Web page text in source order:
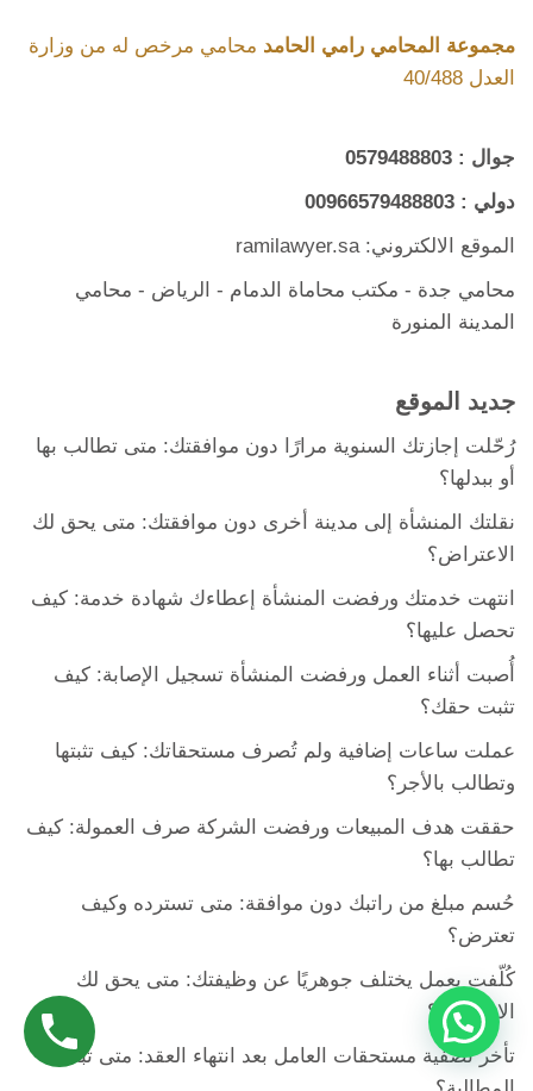
مجموعة المحامي رامي الحامد محامي مرخص له من وزارة
العدل 40/488
جوال : 0579488803
دولي : 00966579488803
الموقع الالكتروني: ramilawyer.sa
محامي جدة - مكتب محاماة الدمام - الرياض - محامي
المدينة المنورة
جديد الموقع
رُحّلت إجازتك السنوية مرارًا دون موافقتك: متى تطالب بها
أو ببدلها؟
نقلتك المنشأة إلى مدينة أخرى دون موافقتك: متى يحق لك
الاعتراض؟
انتهت خدمتك ورفضت المنشأة إعطاءك شهادة خدمة: كيف
تحصل عليها؟
أُصبت أثناء العمل ورفضت المنشأة تسجيل الإصابة: كيف
تثبت حقك؟
عملت ساعات إضافية ولم تُصرف مستحقاتك: كيف تثبتها
وتطالب بالأجر؟
حققت هدف المبيعات ورفضت الشركة صرف العمولة: كيف
تطالب بها؟
حُسم مبلغ من راتبك دون موافقة: متى تسترده وكيف
تعترض؟
كُلّفت بعمل يختلف جوهريًا عن وظيفتك: متى يحق لك
الاعتراض؟
تأخر تصفية مستحقات العامل بعد انتهاء العقد: متى تبدأ